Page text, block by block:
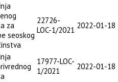
za
seoskog
22726-
LOC-1/2021 2022-01-18
17977-LOC-
1/2021
2022-01-18